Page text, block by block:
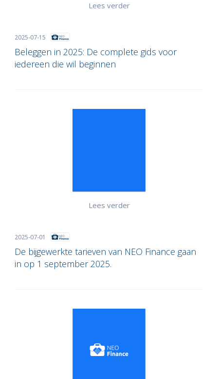
2025-07-15
Beleggen in 2025: De complete gids voor
iedereen die wil beginnen
Lees verder
2025-07-01
De bijgewerkte tarieven van NEO Finance gaan
in op 1 september 2025.
Lees verder